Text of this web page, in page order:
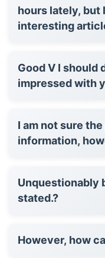
hours lately, but
interesting
Good V I should
impressed with
I am not sure
information,
Unquestionably
stated.?
However, how